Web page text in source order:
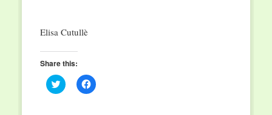
Elisa Cutullè
Share this:
Click
to
Click
to